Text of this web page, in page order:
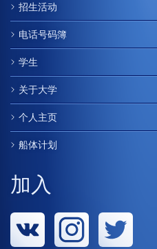
招生活动
电话号码簿
学生
关于大学
个人主页
船体计划
加入